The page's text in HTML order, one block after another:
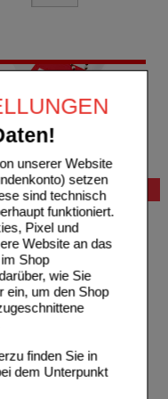
unserer Website
setzen
sind technisch
funktioniert.
Pixel und
Website an das
Shop
wie Sie
ein, um den Shop
finden Sie in
dem Unterpunkt